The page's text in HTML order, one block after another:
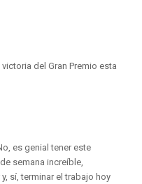
del Gran Premio esta
es genial tener este
semana increíble,
sí, terminar el trabajo hoy